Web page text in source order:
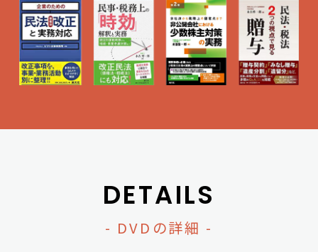
DETAILS
- DVDの詳細 -